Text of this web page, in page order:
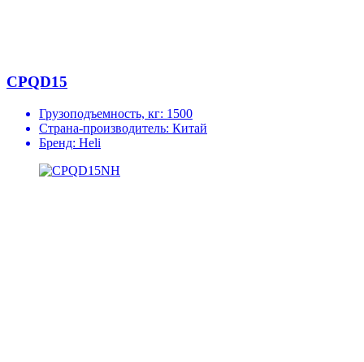
CPQD15
Грузоподъемность, кг: 1500
Страна-производитель: Китай
Бренд: Heli